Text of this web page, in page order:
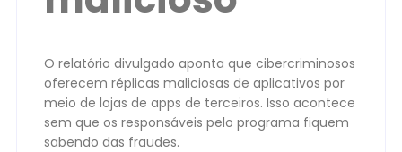
O relatório divulgado aponta que cibercriminosos
oferecem réplicas maliciosas de aplicativos por
meio de lojas de apps de terceiros. Isso acontece
sem que os responsáveis pelo programa fiquem
sabendo das fraudes.